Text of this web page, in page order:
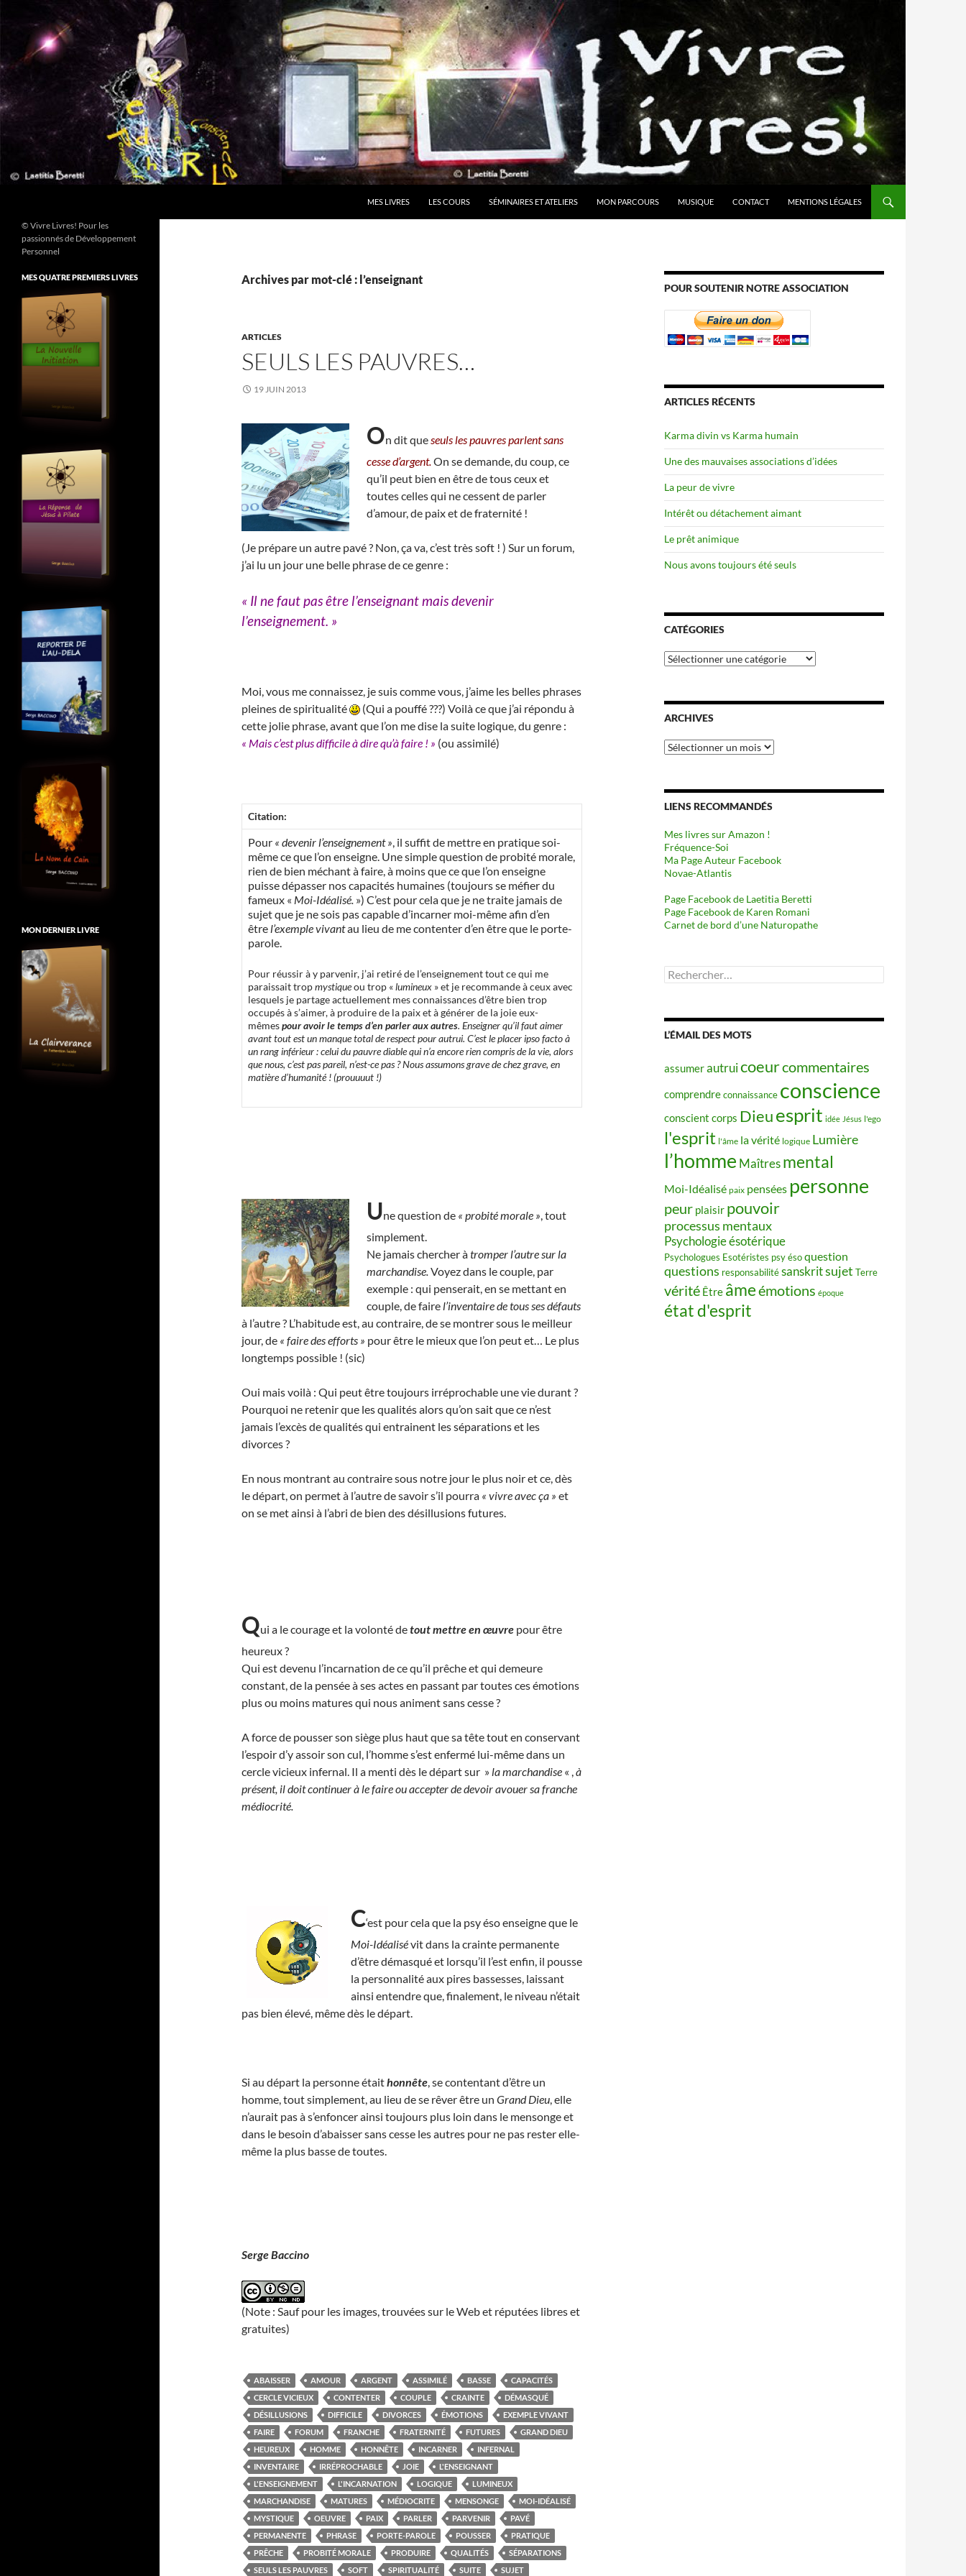
contenu
MES LIVRES LES COURS SÉMINAIRES ET ATELIERS MON PARCOURS MUSIQUE CONTACT MENTIONS LÉGALES
Archives par mot-clé : l’enseignant
ARTICLES
SEULS LES PAUVRES…
19 JUIN 2013
On dit queseuls les pauvres parlent sans
cesse d’argent.On se demande, du coup, ce
qu’il peut bien en être de tous ceux et
toutes celles qui ne cessent de parler
d’amour, de paix et de fraternité !
(Je prépare un autre pavé ? Non, ça va, c’est très soft ! ) Sur un forum,
j’ai lu un jour une belle phrase de ce genre :
« Il ne faut pas être l’enseignant mais devenir
l’enseignement. »
Moi, vous me connaissez, je suis comme vous, j’aime les belles phrases
pleines de spiritualité
(Qui a pouffé ???) Voilà ce que j’ai répondu à
cette jolie phrase, avant que l’on me dise la suite logique, du genre :
« Mais c’est plus difficile à dire qu’à faire ! » (ou assimilé)
Citation:
Pour « devenir l’enseignement », il suffit de mettre en pratique soi-
même ce que l’on enseigne. Une simple question de probité morale,
rien de bien méchant à faire, à moins que ce que l’on enseigne
puisse dépasser nos capacités humaines (toujours se méfier du
fameux « Moi-Idéalisé. ») C’est pour cela que je ne traite jamais de
sujet que je ne sois pas capable d’incarner moi-même afin d’en
être l’exemple vivantau lieu de me contenter d’en être que le porte-
parole.
Pour réussir à y parvenir, j’ai retiré de l’enseignement tout ce qui me
paraissait tropmystiqueou trop «lumineux » et je recommande à ceux avec
lesquels je partage actuellement mes connaissances d’être bien trop
occupés à s’aimer, à produire de la paix et à générer de la joie eux-
mêmespour avoir le temps d’en parler aux autres. Enseigner qu’il faut aimer
avant tout est un manque total de respect pour autrui. C’est le placer ipso facto à
un rang inférieur : celui du pauvre diable qui n’a encore rien compris de la vie, alors
que nous, c’est pas pareil, n’est-ce pas ? Nous assumons grave de chez grave, en
matière d’humanité ! (prouuuut !)
Une question de « probité morale », tout
simplement.
Ne jamais chercher àtromper l’autre sur la
marchandise.Voyez dans le couple, par
exemple : qui penserait, en se mettant en
couple, de faire l’inventaire de tous ses défauts
à l’autre ? L’habitude est, au contraire, de se montrer sous le meilleur
jour, de « faire des efforts » pour être le mieux que l’on peut et… Le plus
longtemps possible ! (sic)
Oui mais voilà : Qui peut être toujours irréprochable une vie durant ?
Pourquoi ne retenir que les qualités alors qu’on sait que ce n’est
jamais l’excès de qualités qui entrainent les séparations et les
divorces ?
En nous montrant au contraire sous notre jour le plus noir et ce, dès
le départ, on permet à l’autre de savoir s’il pourra « vivre avec ça » et
on se met ainsi à l’abri de bien des désillusions futures.
Qui a le courage et la volonté detout mettreen œuvre pour être
heureux ?
Qui est devenu l’incarnation de ce qu’il prêche et qui demeure
constant, de la pensée à ses actes en passant par toutes ces émotions
plus ou moins matures qui nous animent sans cesse ?
A force de pousser son siège plus haut que sa tête tout en conservant
l’espoir d’y assoir son cul, l’homme s’est enfermé lui-même dans un
cercle vicieux infernal. Il a menti dès le départ sur » la marchandise « ,à
présent, il doit continuer à le faire ou accepter de devoir avouer sa franche
médiocrité.
C‘est pour cela que la psy éso enseigne que le
Moi-Idéalisévit dans la crainte permanente
d’être démasqué et lorsqu’il l’est enfin, il pousse
la personnalité aux pires bassesses, laissant
ainsi entendre que, finalement, le niveau n’était
pas bien élevé, même dès le départ.
Si au départ la personne étaithonnête, se contentant d’être un
homme, tout simplement, au lieu de se rêver être un Grand Dieu, elle
n’aurait pas à s’enfoncer ainsi toujours plus loin dans le mensonge et
dans le besoin d’abaisser sans cesse les autres pour ne pas rester elle-
même la plus basse de toutes.
Serge Baccino
(Note : Sauf pour les images, trouvées sur le Web et réputées libres et
gratuites)
ABAISSER AMOUR ARGENT ASSIMILÉ BASSE
CAPACITÉS
CERCLE VICIEUX
CONTENTER COUPLE CRAINTE
DÉMASQUÉ
DÉSILLUSIONS
DIFFICILE DIVORCES ÉMOTIONS
EXEMPLE VIVANT
FAIRE
FORUM FRANCHE FRATERNITÉ FUTURES
GRAND DIEU
HEUREUX
HOMME HONNÊTE INCARNER
INFERNAL
INVENTAIRE
IRRÉPROCHABLE JOIE
L'ENSEIGNANT
L'ENSEIGNEMENT
L'INCARNATION LOGIQUE
LUMINEUX
MARCHANDISE
MATURES MÉDIOCRITE MENSONGE
MOI-IDÉALISÉ
MYSTIQUE
OEUVRE PAIX PARLER PARVENIR
PAVÉ
PERMANENTE
PHRASE PORTE-PAROLE POUSSER
PRATIQUE
PRÊCHE
PROBITÉ MORALE PRODUIRE QUALITÉS
SÉPARATIONS
SEULS LES PAUVRES
SOFT SPIRITUALITÉ SUITE SUJET
POUR SOUTENIR NOTRE ASSOCIATION
ARTICLES RÉCENTS
Karma divin vs Karma humain
Une des mauvaises associations d’idées
La peur de vivre
Intérêt ou détachement aimant
Le prêt animique
Nous avons toujours été seuls
CATÉGORIES
Catégories
ARCHIVES
Archives
LIENS RECOMMANDÉS
Mes livres sur Amazon !
Fréquence-Soi
Ma Page Auteur Facebook
Novae-Atlantis
Page Facebook de Laetitia Beretti
Page Facebook de Karen Romani
Carnet de bord d’une Naturopathe
Rechercher :
L’ÉMAIL DES MOTS
assumerautruicoeurcommentaires
comprendreconnaissance conscience
conscient corps Dieuesprit idée Jésus l'ego
l'esprit l'âme la vérité logique Lumière
l’homme Maîtres mental
Moi-Idéalisé paix pensées personne
peur plaisir pouvoir
processus mentaux
Psychologie ésotérique
Psychologues Esotéristes psy ésoquestion
questions responsabilitésanskritsujet Terre
vérité Être âmeémotions époque
état d'esprit
© Vivre Livres! Pour les
passionnés de Développement
Personnel
MES QUATRE PREMIERS LIVRES
MON DERNIER LIVRE